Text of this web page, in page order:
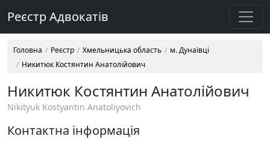
Реєстр Адвокатів
Головна Реєстр Хмельницька область
м. Дунаївці
Никитюк Костянтин Анатолійович
Никитюк Костянтин Анатолійович
Nikityuk Kostyantin Anatoliyovich
Контактна інформація